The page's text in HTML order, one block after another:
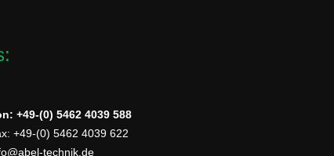
+49-(0) 5462 4039 588
+49-(0) 5462 4039 622
technik.de